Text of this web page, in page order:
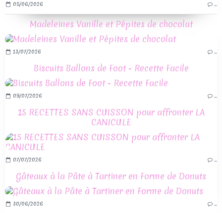
05/06/2026 …
Madeleines Vanille et Pépites de chocolat
13/07/2026 …
Biscuits Ballons de Foot - Recette Facile
09/07/2026 …
15 RECETTES SANS CUISSON pour affronter LA
CANICULE
07/07/2026 …
Gâteaux à la Pâte à Tartiner en Forme de Donuts
30/06/2026 …